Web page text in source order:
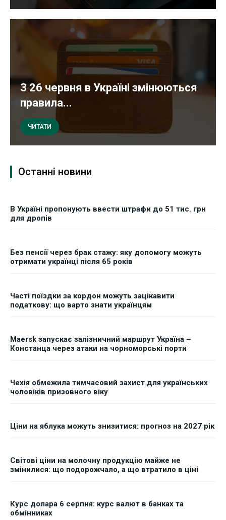
З 26 червня в Україні змінюються
правила...
ЧИТАТИ
Останні новини
В Україні пропонують ввести штрафи до 51 тис. грн
для дропів
Без пенсії через брак стажу: яку допомогу можуть
отримати українці після 65 років
Часті поїздки за кордон можуть зацікавити
податкову: що варто знати українцям
Maersk запускає залізничний маршрут Україна –
Констанца через атаки на чорноморські порти
Чехія обмежила тимчасовий захист для українських
чоловіків призовного віку
Ціни на яблука можуть знизитися: прогноз на 2027 рік
Світові ціни на молочну продукцію майже не
змінилися: що подорожчало, а що втратило в ціні
Курс долара 6 серпня: курс валют в банках та
обмінниках